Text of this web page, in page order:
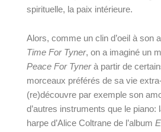
spirituelle, la paix intérieure.
Time For Tyner
Peace For Tyner à partir de
morceaux préférés de sa vie
(re)découvre par exemple son
d’autres instruments que le piano:
harpe d’Alice Coltrane de l’album